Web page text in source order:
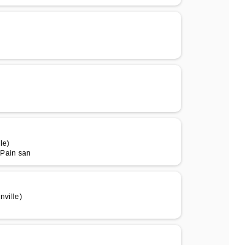
san